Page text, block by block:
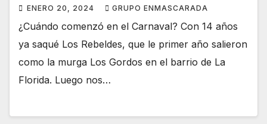
ENERO 20, 2024 GRUPO ENMASCARADA
¿Cuándo comenzó en el Carnaval? Con 14 años
ya saqué Los Rebeldes, que le primer año salieron
como la murga Los Gordos en el barrio de La
Florida. Luego nos…